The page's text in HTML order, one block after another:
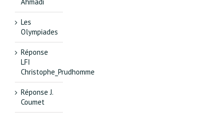
Les
Olympiades
Réponse
LFI
Christophe_Prudhomme
Réponse J.
Coumet